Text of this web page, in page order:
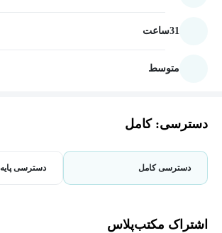
31ساعت
متوسط
دسترسی: کامل
دسترسی کامل دسترسی پایه
اشتراک مکتب‌پلاس